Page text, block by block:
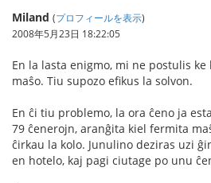
Miland (プロフィールを表示)
2008年5月23日 18:22:05
En la lasta enigmo, mi ne postulis
maŝo. Tiu supozo efikus la solvon.
En ĉi tiu problemo, la ora ĉeno ja
79 ĉenerojn, aranĝita kiel fermita
ĉirkau la kolo. Junulino deziras uzi
en hotelo, kaj pagi ciutage po unu